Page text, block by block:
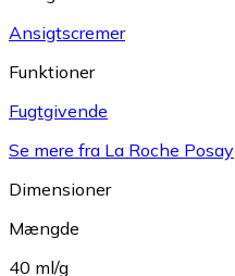
Ansigtscremer
Funktioner
Fugtgivende
Se mere fra La Roche Posay
Dimensioner
Mængde
40 ml/g